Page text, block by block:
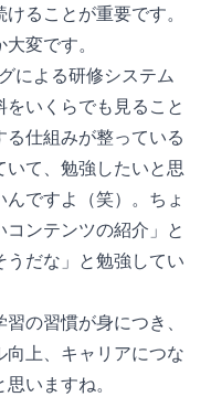
ることが重要です。
変です。
による研修システム
いくらでも見ること
仕組みが整っている
て、勉強したいと思
ですよ（笑）。ちょ
ンテンツの紹介」と
だな」と勉強してい
の習慣が身につき、
上、キャリアにつな
いますね。